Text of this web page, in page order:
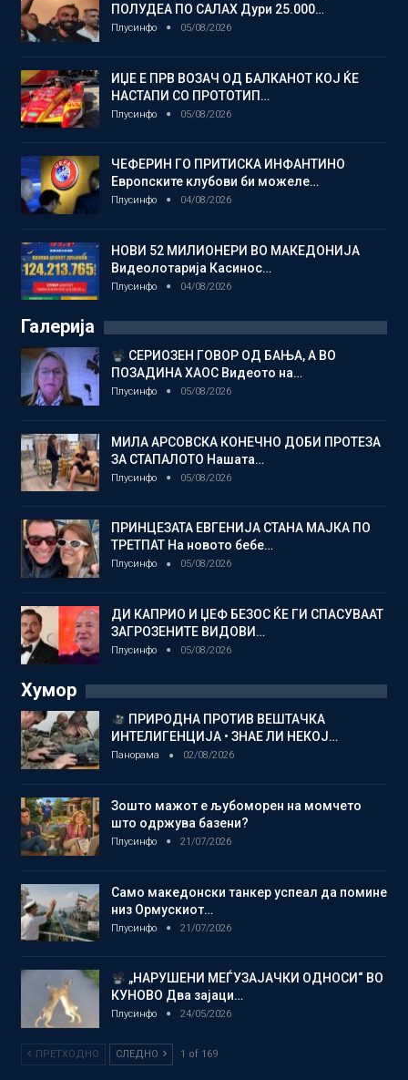
ПОЛУДЕА ПО САЛАХ Дури 25.000…
Плусинфо 05/08/2026
ИЏЕ Е ПРВ ВОЗАЧ ОД БАЛКАНОТ КОЈ ЌЕ
НАСТАПИ СО ПРОТОТИП…
Плусинфо 05/08/2026
ЧЕФЕРИН ГО ПРИТИСКА ИНФАНТИНО
Европските клубови би можеле…
Плусинфо 04/08/2026
НОВИ 52 МИЛИОНЕРИ ВО МАКЕДОНИЈА
Видеолотарија Касинос…
Плусинфо 04/08/2026
Галерија
СЕРИОЗЕН ГОВОР ОД БАЊА, А ВО
ПОЗАДИНА ХАОС Видеото на…
Плусинфо 05/08/2026
МИЛА АРСОВСКА КОНЕЧНО ДОБИ ПРОТЕЗА
ЗА СТАПАЛОТО Нашата…
Плусинфо 05/08/2026
ПРИНЦЕЗАТА ЕВГЕНИЈА СТАНА МАЈКА ПО
ТРЕТПАТ На новото бебе…
Плусинфо 05/08/2026
ДИ КАПРИО И ЏЕФ БЕЗОС ЌЕ ГИ СПАСУВААТ
ЗАГРОЗЕНИТЕ ВИДОВИ…
Плусинфо 05/08/2026
Хумор
ПРИРОДНА ПРОТИВ ВЕШТАЧКА
ИНТЕЛИГЕНЦИЈА • ЗНАЕ ЛИ НЕКОЈ…
Панорама 02/08/2026
Зошто мажот е љубоморен на момчето
што одржува базени?
Плусинфо 21/07/2026
Само македонски танкер успеал да помине
низ Ормускиот…
Плусинфо 21/07/2026
„НАРУШЕНИ МЕЃУЗАЈАЧКИ ОДНОСИ“ ВО
КУНОВО Два зајаци…
Плусинфо 24/05/2026
ПРЕТХОДНО СЛЕДНО 1 of 169